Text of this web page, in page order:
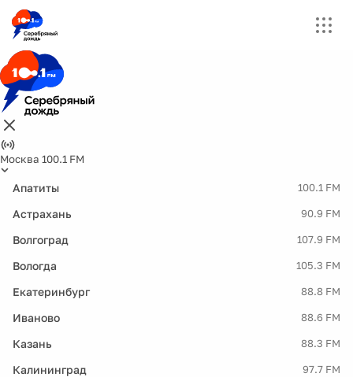
Москва 100.1 FM
Апатиты 100.1 FM
Астрахань 90.9 FM
Волгоград 107.9 FM
Вологда 105.3 FM
Екатеринбург 88.8 FM
Иваново 88.6 FM
Казань 88.3 FM
Калининград 97.7 FM